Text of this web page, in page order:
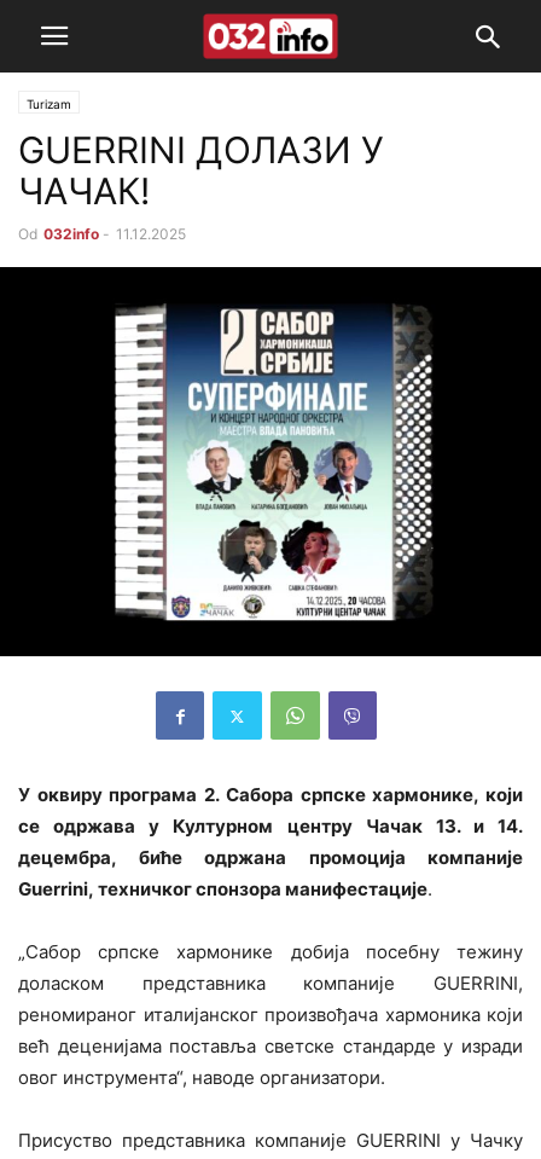
Turizam
GUERRINI ДОЛАЗИ У
ЧАЧАК!
Od 032info - 11.12.2025
У оквиру програма 2. Сабора српске хармонике, који
се одржава у Културном центру Чачак 13. и 14.
децембра, биће одржана промоција компаније
Guerrini, техничког спонзора манифестације.
„Сабор српске хармонике добија посебну тежину
доласком представника компаније GUERRINI,
реномираног италијанског произвођача хармоника који
већ деценијама поставља светске стандарде у изради
овог инструмента“, наводе организатори.
Присуство представника компаније GUERRINI у Чачку